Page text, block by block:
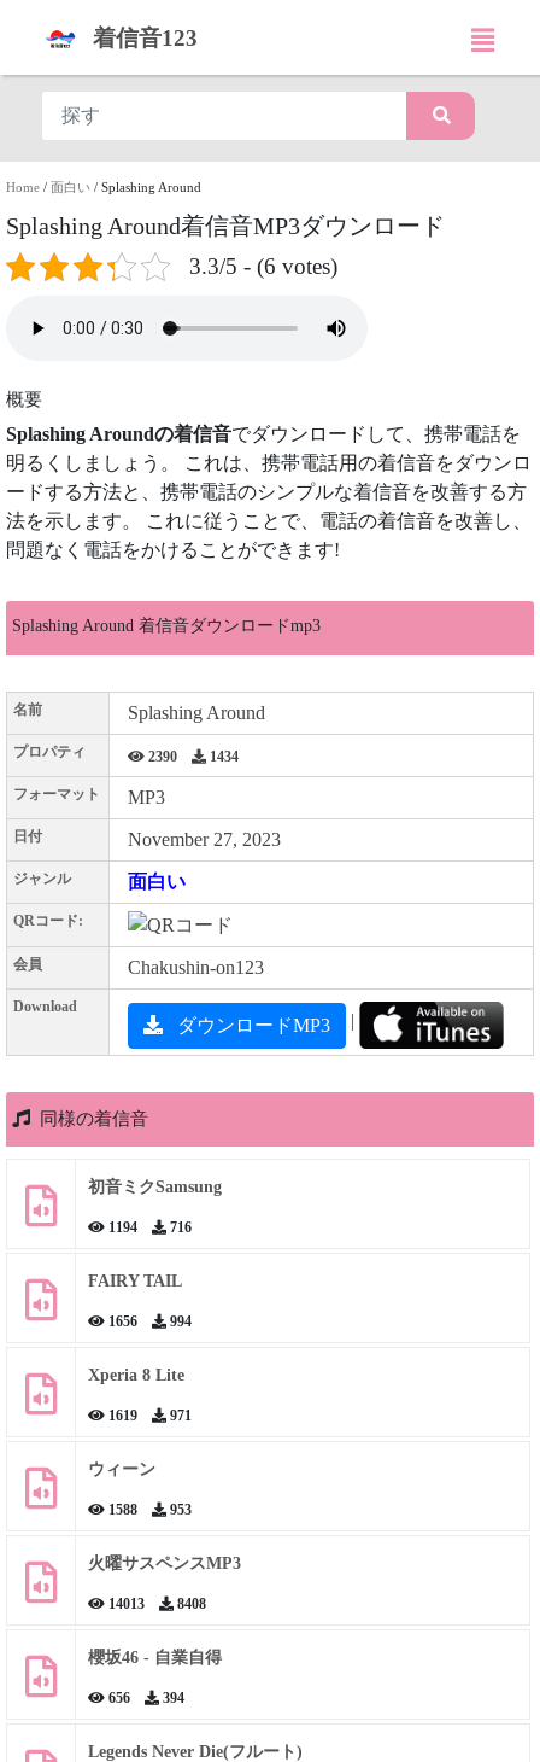
着信音123
Home / 面白い / Splashing Around
Splashing Around着信音MP3ダウンロード
3.3/5 - (6 votes)
概要
Splashing Aroundの着信音でダウンロードして、携帯電話を
明るくしましょう。 これは、携帯電話用の着信音をダウンロ
ードする方法と、携帯電話のシンプルな着信音を改善する方
法を示します。 これに従うことで、電話の着信音を改善し、
問題なく電話をかけることができます!
Splashing Around 着信音ダウンロードmp3
名前 Splashing Around
プロパティ 2390 1434
フォーマット MP3
日付 November 27, 2023
ジャンル 面白い
QRコード:
会員 Chakushin-on123
Download
ダウンロードMP3 |
同様の着信音
初音ミクSamsung
1194 716
FAIRY TAIL
1656 994
Xperia 8 Lite
1619 971
ウィーン
1588 953
火曜サスペンスMP3
14013 8408
櫻坂46 - 自業自得
656 394
Legends Never Die(フルート)